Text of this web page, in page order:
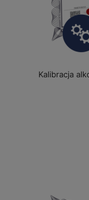
Kalibracja